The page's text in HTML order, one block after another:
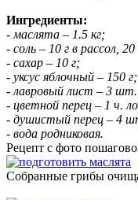
Ингредиенты:
- маслята – 1.5 кг;
- соль – 10 г в рассол,
- сахар – 10 г;
- уксус яблочный – 150 г;
- лавровый лист – 3
- цветной перец – 1 ч.
- душистый перец – 4
- вода родниковая.
Рецепт с фото
Собранные грибы